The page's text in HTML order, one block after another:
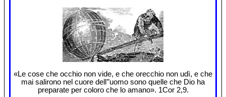
«Le cose che occhio non vide, e che orecchio non udì, e che
mai salirono nel cuore dell’’uomo sono quelle che Dio ha
preparate per coloro che lo amano». 1Cor 2,9.